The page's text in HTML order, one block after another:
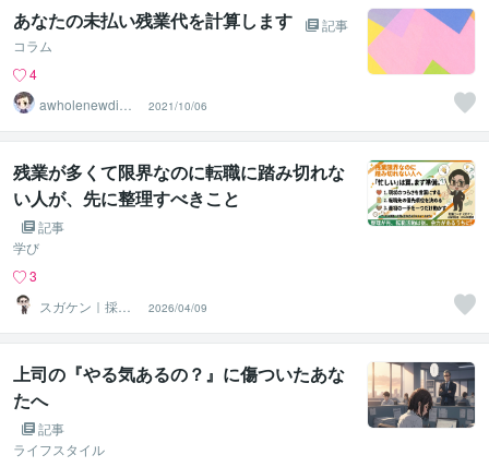
あなたの未払い残業代を計算します
記事
コラム
4
awholenewdime
2021/10/06
残業が多くて限界なのに転職に踏み切れな
い人が、先に整理すべきこと
記事
学び
3
スガケン｜採用
者の心をがっち
り掴む転職術
2026/04/09
上司の『やる気あるの？』に傷ついたあな
たへ
記事
ライフスタイル